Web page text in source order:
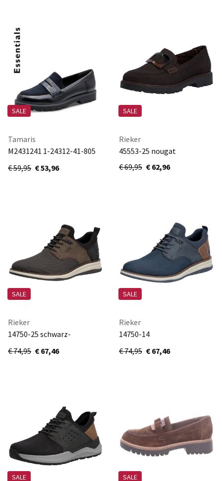
SALE
Tamaris
M2431241 1-24312-41-805
NAVY
€ 59,95 € 53,96
SALE
Rieker
45553-25 nougat
€ 69,95 € 62,96
SALE
Rieker
14750-25 schwarz-
grau/braun/schwarz/sch
€ 74,95 € 67,46
SALE
Rieker
14750-14
baltik/lake/mogano/navy
€ 74,95 € 67,46
SALE SALE